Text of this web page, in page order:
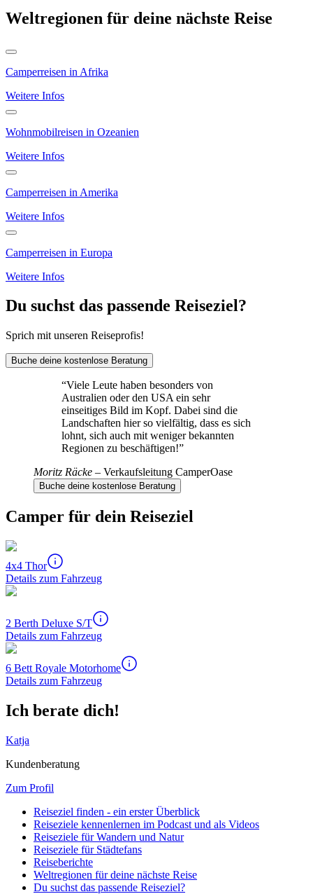
Weltregionen für deine nächste Reise
Camperreisen in Afrika
Weitere Infos
Wohnmobilreisen in Ozeanien
Weitere Infos
Camperreisen in Amerika
Weitere Infos
Camperreisen in Europa
Weitere Infos
Du suchst das passende Reiseziel?
Sprich mit unseren Reiseprofis!
Buche deine kostenlose Beratung
“Viele Leute haben besonders von
Australien oder den USA ein sehr
einseitiges Bild im Kopf. Dabei sind die
Landschaften hier so vielfältig, dass es sich
lohnt, sich auch mit weniger bekannten
Regionen zu beschäftigen!”
Moritz Räcke – Verkaufsleitung CamperOase
Buche deine kostenlose Beratung
Camper für dein Reiseziel
4x4 Thor
Details zum Fahrzeug
2 Berth Deluxe S/T
Details zum Fahrzeug
6 Bett Royale Motorhome
Details zum Fahrzeug
Ich berate dich!
Katja
Kundenberatung
Zum Profil
Reiseziel finden - ein erster Überblick
Reiseziele kennenlernen im Podcast und als Videos
Reiseziele für Wandern und Natur
Reiseziele für Städtefans
Reiseberichte
Weltregionen für deine nächste Reise
Du suchst das passende Reiseziel?